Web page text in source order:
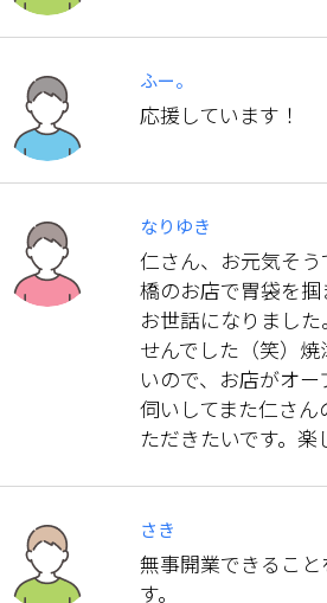
ふー。
応援しています！
なりゆき
仁さん、お元気そ
橋のお店で胃袋を掴
お世話になりまし
せんでした（笑）
いので、お店がオ
伺いしてまた仁さ
ただきたいです。楽
さき
無事開業できるこ
す。